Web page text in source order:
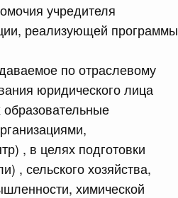
учредителя
реализующей программы
по отраслевому
юридического лица
, в целях подготовки
, сельского хозяйства,
химической